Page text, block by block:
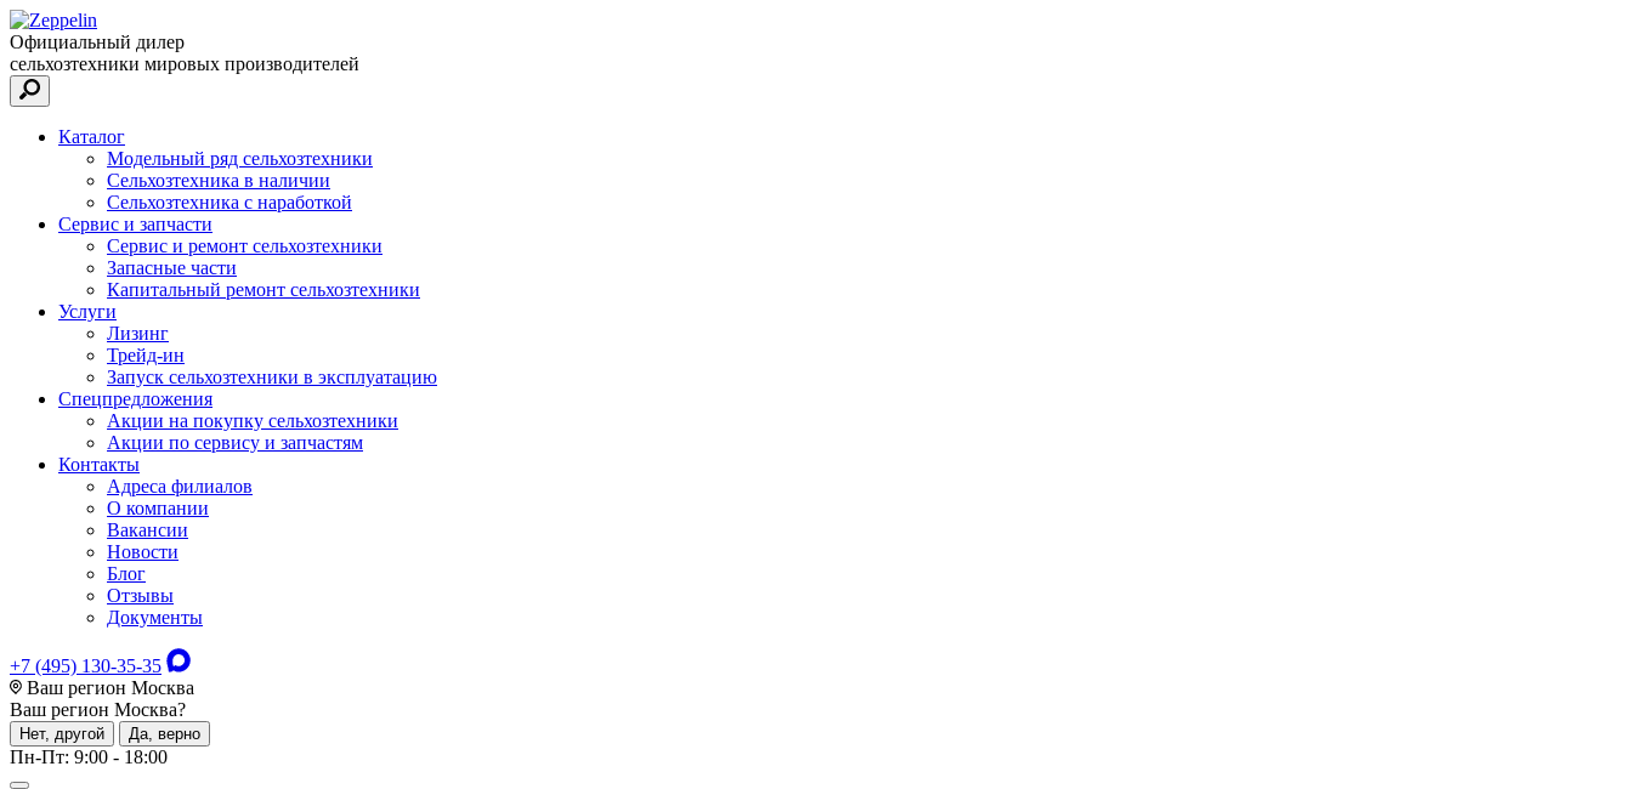
Официальный дилер
сельхозтехники мировых производителей
Каталог
Модельный ряд сельхозтехники
Сельхозтехника в наличии
Сельхозтехника с наработкой
Сервис и запчасти
Сервис и ремонт сельхозтехники
Запасные части
Капитальный ремонт сельхозтехники
Услуги
Лизинг
Трейд-ин
Запуск сельхозтехники в эксплуатацию
Спецпредложения
Акции на покупку сельхозтехники
Акции по сервису и запчастям
Контакты
Адреса филиалов
О компании
Вакансии
Новости
Блог
Отзывы
Документы
+7 (495) 130-35-35
Ваш регион Москва
Ваш регион Москва?
Нет, другой Да, верно
Пн-Пт: 9:00 - 18:00